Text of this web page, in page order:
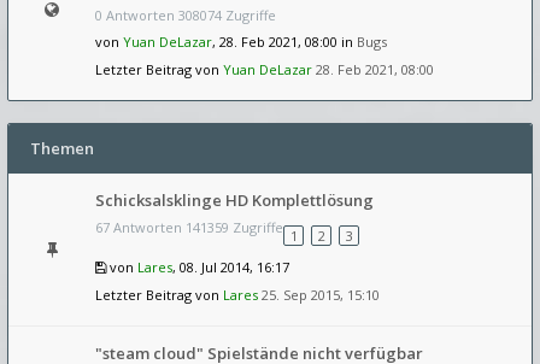
0 Antworten 308074 Zugriffe
von Yuan DeLazar, 28. Feb 2021, 08:00 in Bugs
Letzter Beitrag von Yuan DeLazar 28. Feb 2021, 08:00
Themen
Schicksalsklinge HD Komplettlösung
67 Antworten 141359 Zugriffe 1 2
3
von Lares, 08. Jul 2014, 16:17
Letzter Beitrag von Lares 25. Sep 2015, 15:10
"steam cloud" Spielstände nicht verfügbar